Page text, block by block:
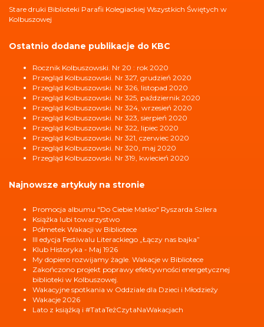
Stare druki Biblioteki Parafii Kolegiackiej Wszystkich Świętych w
Kolbuszowej
Ostatnio dodane publikacje do KBC
Rocznik Kolbuszowski. Nr 20 : rok 2020
Przegląd Kolbuszowski. Nr 327, grudzień 2020
Przegląd Kolbuszowski. Nr 326, listopad 2020
Przegląd Kolbuszowski. Nr 325, październik 2020
Przegląd Kolbuszowski. Nr 324, wrzesień 2020
Przegląd Kolbuszowski. Nr 323, sierpień 2020
Przegląd Kolbuszowski. Nr 322, lipiec 2020
Przegląd Kolbuszowski. Nr 321, czerwiec 2020
Przegląd Kolbuszowski. Nr 320, maj 2020
Przegląd Kolbuszowski. Nr 319, kwiecień 2020
Najnowsze artykuły na stronie
Promocja albumu "Do Ciebie Matko" Ryszarda Szilera
Książka lubi towarzystwo
Półmetek Wakacji w Bibliotece
III edycja Festiwalu Literackiego „Łączy nas bajka”
Klub Historyka - Maj 1926
My dopiero rozwijamy żagle. Wakacje w Bibliotece
Zakończono projekt poprawy efektywności energetycznej
biblioteki w Kolbuszowej.
Wakacyjne spotkania w Oddziale dla Dzieci i Młodzieży
Wakacje 2026
Lato z książką i #TataTeżCzytaNaWakacjach